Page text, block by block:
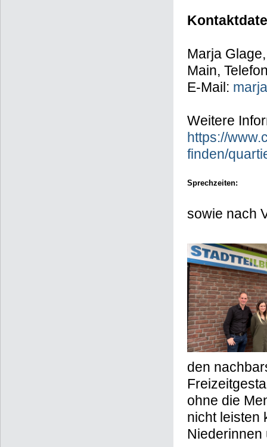
Marja
Main,
E-Mail:
Weitere
https://
finden/
Sprechzeiten:
sowie nach
den
ohne die
nicht leisten
Niederinnen